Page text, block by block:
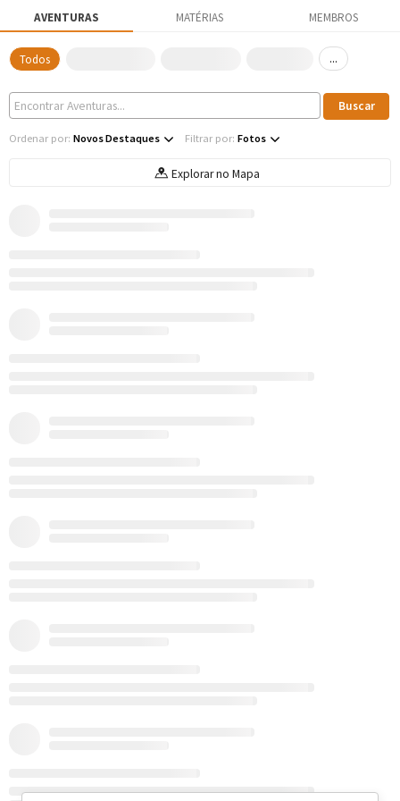
AVENTURAS MATÉRIAS MEMBROS
Todos ...
Ordenar por: Novos Destaques Filtrar por: Fotos
Explorar no Mapa